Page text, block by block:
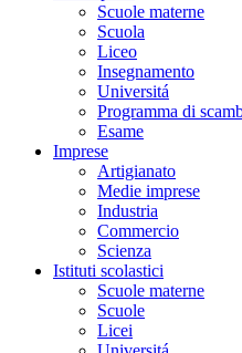
Scuole materne
Scuola
Liceo
Insegnamento
Universitá
Programma di
Esame
Imprese
Artigianato
Medie imprese
Industria
Commercio
Scienza
Istituti scolastici
Scuole materne
Scuole
Licei